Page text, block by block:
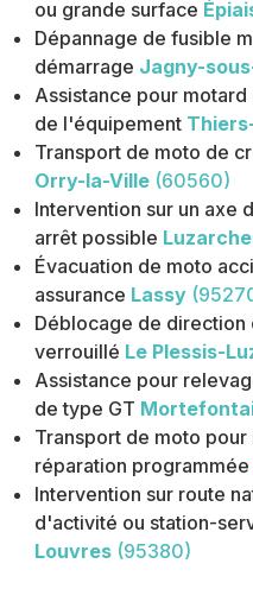
ou grande surface
Dépannage de fusible
démarrage Jagny-
Assistance pour
de l'équipement
Transport de moto de
Orry-la-Ville (60560)
Intervention sur un axe
arrêt possible
Évacuation de moto
assurance Lassy
Déblocage de direction
verrouillé Le Plessis-
Assistance pour
de type GT
Transport de moto
réparation programmée
Intervention sur route
d'activité ou station-
Louvres (95380)